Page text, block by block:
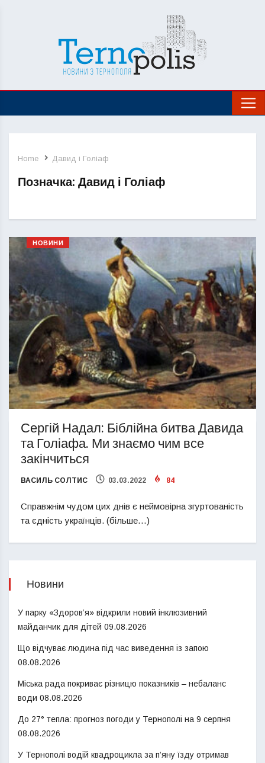
Home Давид і Голіаф
Позначка: Давид і Голіаф
НОВИНИ
Сергій Надал: Біблійна битва Давида
та Голіафа. Ми знаємо чим все
закінчиться
ВАСИЛЬ СОЛТИС 03.03.2022 84
Справжнім чудом цих днів є неймовірна згуртованість
та єдність українців. (більше…)
Новини
У парку «Здоров’я» відкрили новий інклюзивний
майданчик для дітей 09.08.2026
Що відчуває людина під час виведення із запою
08.08.2026
Міська рада покриває різницю показників – небаланс
води 08.08.2026
До 27° тепла: прогноз погоди у Тернополі на 9 серпня
08.08.2026
У Тернополі водій квадроцикла за п’яну їзду отримав